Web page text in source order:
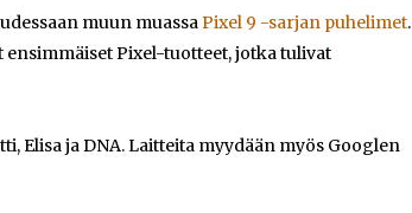
muun muassaPixel 9 -sarjan puhelimet.
ensimmäiset Pixel-tuotteet, jotka tulivat
Elisa ja DNA. Laitteita myydään myös Googlen